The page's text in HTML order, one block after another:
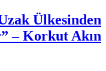
Ülkesinden
– Korkut Akın